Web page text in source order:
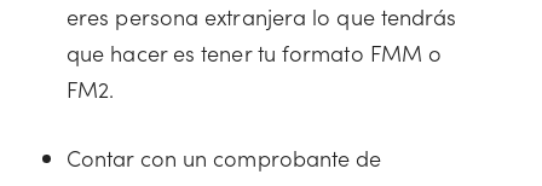
eres persona extranjera lo que tendrás
que hacer es tener tu formato FMM o
FM2.
Contar con un comprobante de